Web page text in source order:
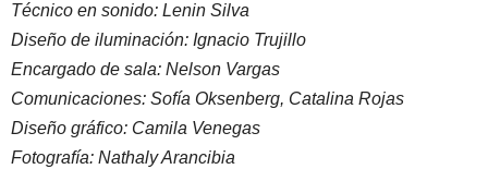
Técnico en sonido: Lenin Silva
Diseño de iluminación: Ignacio Trujillo
Encargado de sala: Nelson Vargas
Comunicaciones: Sofía Oksenberg, Catalina Rojas
Diseño gráfico: Camila Venegas
Fotografía: Nathaly Arancibia